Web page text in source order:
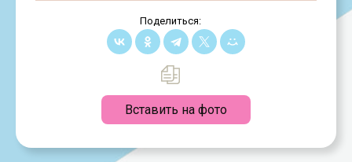
Поделиться:
Вставить на фото